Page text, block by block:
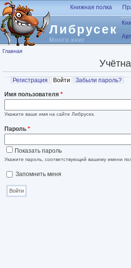
Перейти к основному содержанию
Либрусек
Много книг
Книжная полка
Вы здесь
Главная
Главные вкладки
Регистрация Войти (активная вкладка)
Забыли пароль?
Имя пользователя *
Укажите ваше имя на сайте Либрусек.
Пароль *
Показать пароль
Укажите пароль, соответствующий вашему имени
Запомнить меня